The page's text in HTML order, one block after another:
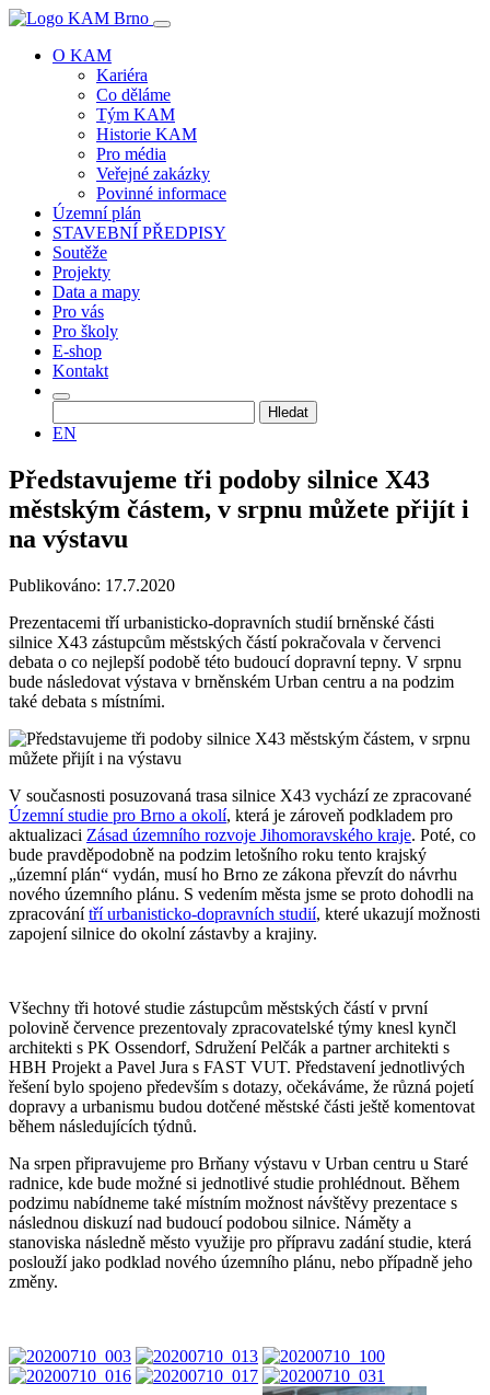
O KAM
Kariéra
Co děláme
Tým KAM
Historie KAM
Pro média
Veřejné zakázky
Povinné informace
Územní plán
STAVEBNÍ PŘEDPISY
Soutěže
Projekty
Data a mapy
Pro vás
Pro školy
E-shop
Kontakt
EN
Představujeme tři podoby silnice X43
městským částem, v srpnu můžete přijít i
na výstavu
Publikováno: 17.7.2020
Prezentacemi tří urbanisticko-dopravních studií brněnské části
silnice X43 zástupcům městských částí pokračovala v červenci
debata o co nejlepší podobě této budoucí dopravní tepny. V srpnu
bude následovat výstava v brněnském Urban centru a na podzim
také debata s místními.
V současnosti posuzovaná trasa silnice X43 vychází ze zpracované
Územní studie pro Brno a okolí, která je zároveň podkladem pro
aktualizaci Zásad územního rozvoje Jihomoravského kraje. Poté, co
bude pravděpodobně na podzim letošního roku tento krajský
„územní plán“ vydán, musí ho Brno ze zákona převzít do návrhu
nového územního plánu. S vedením města jsme se proto dohodli na
zpracovánítří urbanisticko-dopravních studií, které ukazují možnosti
zapojení silnice do okolní zástavby a krajiny.
Všechny tři hotové studie zástupcům městských částí v první
polovině července prezentovaly zpracovatelské týmy knesl kynčl
architekti s PK Ossendorf, Sdružení Pelčák a partner architekti s
HBH Projekt a Pavel Jura s FAST VUT. Představení jednotlivých
řešení bylo spojeno především s dotazy, očekáváme, že různá pojetí
dopravy a urbanismu budou dotčené městské části ještě komentovat
během následujících týdnů.
Na srpen připravujeme pro Brňany výstavu v Urban centru u Staré
radnice, kde bude možné si jednotlivé studie prohlédnout. Během
podzimu nabídneme také místním možnost návštěvy prezentace s
následnou diskuzí nad budoucí podobou silnice. Náměty a
stanoviska následně město využije pro přípravu zadání studie, která
poslouží jako podklad nového územního plánu, nebo případně jeho
změny.